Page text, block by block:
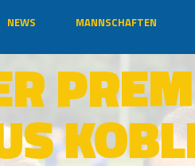
NEWS MANNSCHAFTEN